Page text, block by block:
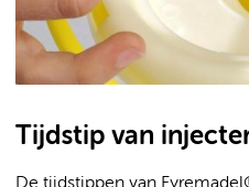
Tijdstip van
De tijdstippen van